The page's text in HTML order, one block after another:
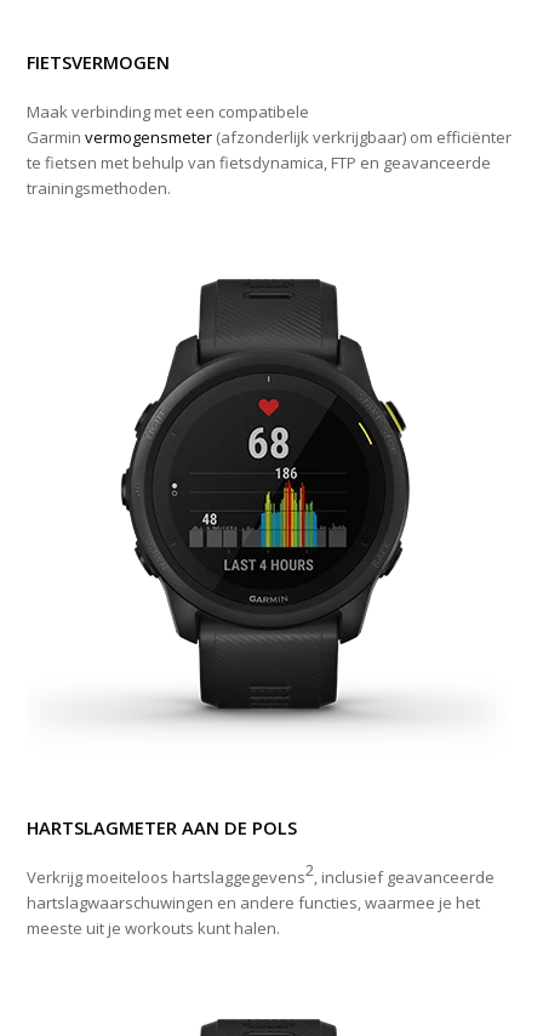
FIETSVERMOGEN
Maak verbinding met een compatibele
Garminvermogensmeter (afzonderlijk verkrijgbaar) om efficiënter
te fietsen met behulp van fietsdynamica, FTP en geavanceerde
trainingsmethoden.
HARTSLAGMETER AAN DE POLS
Verkrijg moeiteloos hartslaggegevens2, inclusief geavanceerde
hartslagwaarschuwingen en andere functies, waarmee je het
meeste uit je workouts kunt halen.